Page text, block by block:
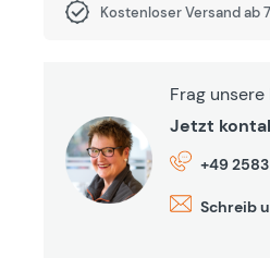
Kostenloser Versand ab
Frag
Jetzt
+49
Schreib